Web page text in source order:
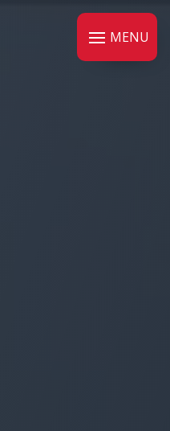
MENU